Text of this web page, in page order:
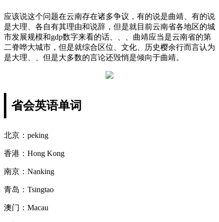
应该说这个问题在云南存在诸多争议，有的说是曲靖、有的说
是大理、各自有其理由和说辞，但是就目前云南省各地区的城
市发展规模和gdp数字来看的话、、、曲靖应当是云南省的第
二脊哗大城市，但是就综合区位、文化、历史樱余行而言认为
是大理、、但是大多数的言论还毁悄是倾向于曲靖。
省会英语单词
北京：peking
香港：Hong Kong
南京：Nanking
青岛：Tsingtao
澳门：Macau